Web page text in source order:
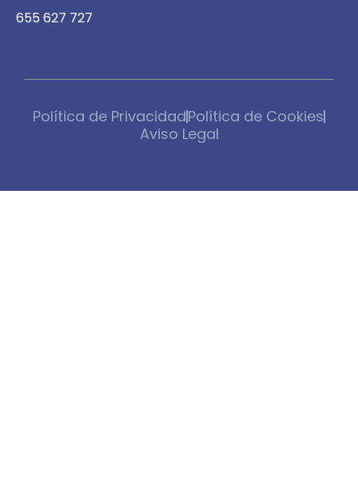
655 627 727
Política de PrivacidadPolítica de Cookies
Aviso Legal